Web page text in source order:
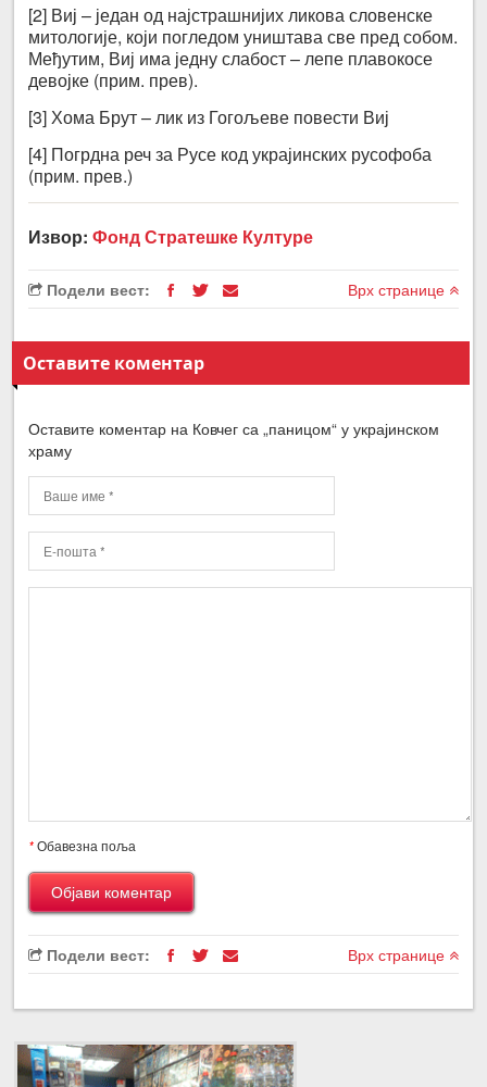
[2] Виј – један од најстрашнијих ликова словенске
митологије, који погледом уништава све пред собом.
Међутим, Виј има једну слабост – лепе плавокосе
девојке (прим. прев).
[3] Хома Брут – лик из Гогољеве повести Виј
[4] Погрдна реч за Русе код украјинских русофоба
(прим. прев.)
Извор:Фонд Стратешке Културе
Подели вест: Врх странице
Оставите коментар
Оставите коментар на Ковчег са „паницом“ у украјинском
храму
*Обавезна поља
Подели вест: Врх странице